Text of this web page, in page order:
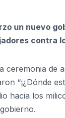
un nuevo
contra
de
“¡¿Dónde
hacia los